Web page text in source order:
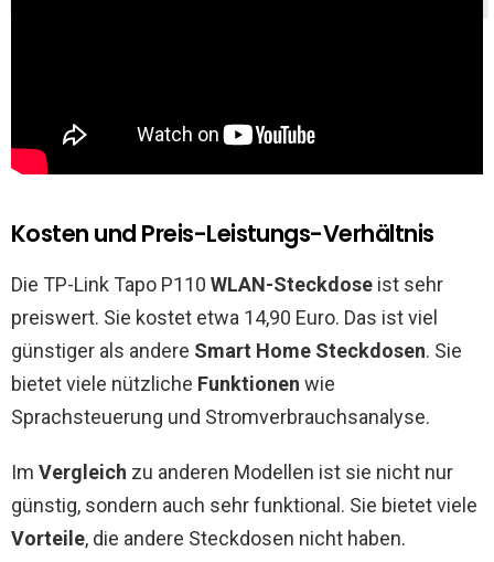
Kosten und Preis-Leistungs-Verhältnis
Die TP-Link Tapo P110 WLAN-Steckdose ist sehr
preiswert. Sie kostet etwa 14,90 Euro. Das ist viel
günstiger als andere Smart Home Steckdosen. Sie
bietet viele nützliche Funktionen wie
Sprachsteuerung und Stromverbrauchsanalyse.
Im Vergleich zu anderen Modellen ist sie nicht nur
günstig, sondern auch sehr funktional. Sie bietet viele
Vorteile, die andere Steckdosen nicht haben.